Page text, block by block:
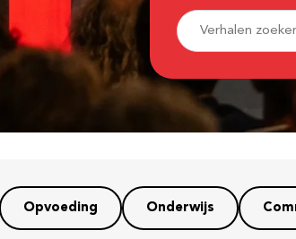
Opvoeding Onderwijs